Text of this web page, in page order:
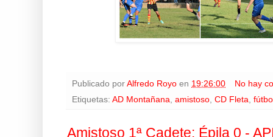
Publicado por Alfredo Royo en 19:26:00
No hay
Etiquetas: AD Montañana, amistoso, CD Fleta,
Amistoso 1ª Cadete: Épila 0 -